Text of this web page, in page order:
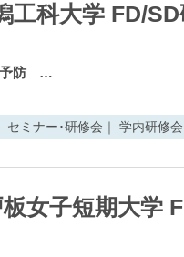
工科大学 FD/
予防 …
セミナー･研修会｜ 学内研修会
女子短期大学